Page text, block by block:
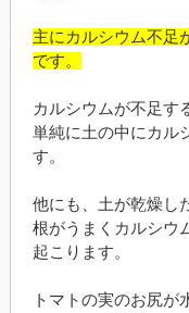
主にカルシウム不足
です。
カルシウムが不足す
単純に土の中にカル
す。
他にも、土が乾燥し
根がうまくカルシウ
起こります。
トマトの実のお尻が